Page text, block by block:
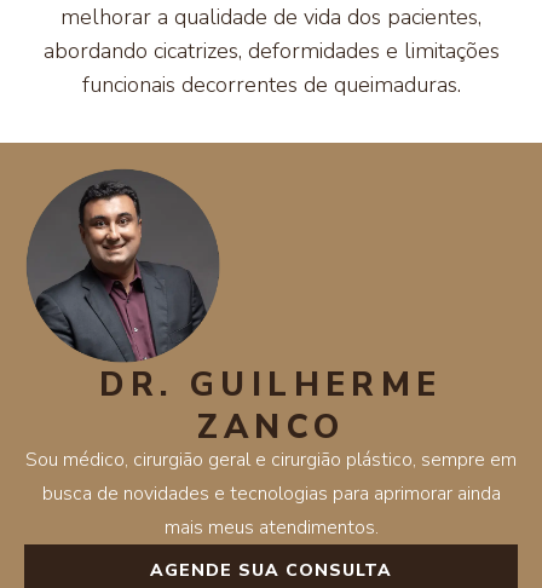
melhorar a qualidade de vida dos pacientes,
abordando cicatrizes, deformidades e limitações
funcionais decorrentes de queimaduras.
DR. GUILHERME
ZANCO
Sou médico, cirurgião geral e cirurgião plástico, sempre em
busca de novidades e tecnologias para aprimorar ainda
mais meus atendimentos.
AGENDE SUA CONSULTA